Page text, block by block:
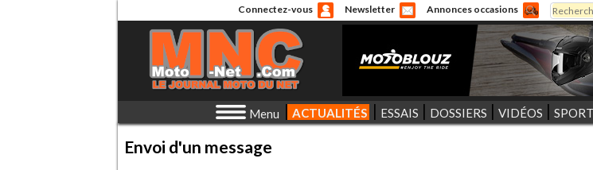
Connectez-vous Newsletter Annonces occasions
Menu ACTUALITÉS ESSAIS DOSSIERS VIDÉOS SPORT
Envoi d'un message